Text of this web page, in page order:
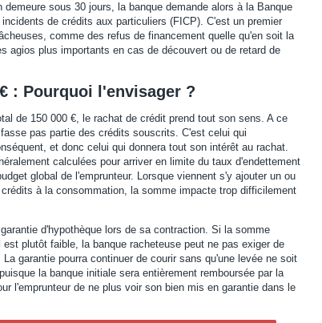
sous 30 jours, la banque demande alors à la Banque
de crédits aux particuliers (FICP). C'est un premier
comme des refus de financement quelle qu'en soit la
agios plus importants en cas de découvert ou de retard de
: Pourquoi l'envisager ?
de 150 000 €, le rachat de crédit prend tout son sens. A ce
pas partie des crédits souscrits. C'est celui qui
et donc celui qui donnera tout son intérêt au rachat.
calculées pour arriver en limite du taux d'endettement
global de l'emprunteur. Lorsque viennent s'y ajouter un ou
à la consommation, la somme impacte trop difficilement
d'hypothèque lors de sa contraction. Si la somme
plutôt faible, la banque racheteuse peut ne pas exiger de
garantie pourra continuer de courir sans qu'une levée ne soit
la banque initiale sera entièrement remboursée par la
l'emprunteur de ne plus voir son bien mis en garantie dans le